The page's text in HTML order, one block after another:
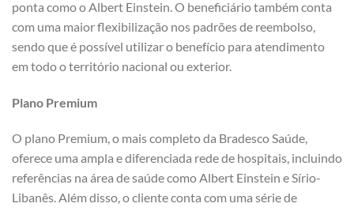
ponta como o Albert Einstein. O beneficiário também conta
com uma maior flexibilização nos padrões de reembolso,
sendo que é possível utilizar o benefício para atendimento
em todo o território nacional ou exterior.
Plano Premium
O plano Premium, o mais completo da Bradesco Saúde,
oferece uma ampla e diferenciada rede de hospitais, incluindo
referências na área de saúde como Albert Einstein e Sírio-
Libanês. Além disso, o cliente conta com uma série de